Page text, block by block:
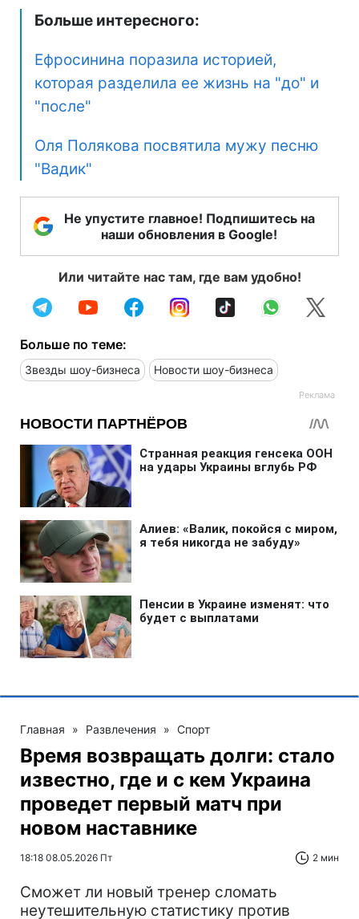
Больше интересного:
Ефросинина поразила историей,
которая разделила ее жизнь на "до" и
"после"
Оля Полякова посвятила мужу песню
"Вадик"
Не упустите главное! Подпишитесь на
наши обновления в Google!
Или читайте нас там, где вам удобно!
Больше по теме:
Звезды шоу-бизнеса Новости шоу-бизнеса
Главная » Развлечения » Спорт
Время возвращать долги: стало
известно, где и с кем Украина
проведет первый матч при
новом наставнике
18:18 08.05.2026 Пт 2 мин
Сможет ли новый тренер сломать
неутешительную статистику против